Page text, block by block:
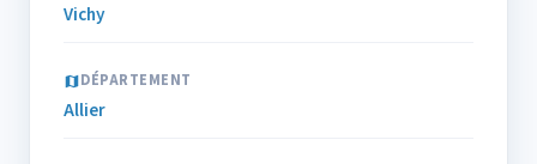
Vichy
DÉPARTEMENT
Allier